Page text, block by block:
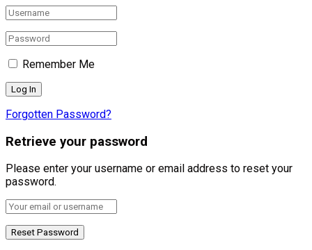
Remember Me
Forgotten Password?
Retrieve your password
Please enter your username or email address to reset your
password.